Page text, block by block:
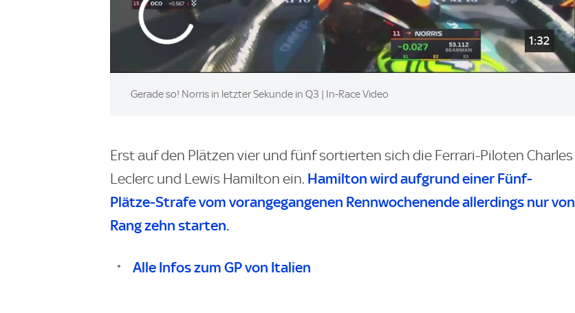
1:32
Gerade so! Norris in letzter Sekunde in Q3 | In-Race Video
Erst auf den Plätzen vier und fünf sortierten sich die Ferrari-Piloten Charles
Leclerc und Lewis Hamilton ein. Hamilton wird aufgrund einer Fünf-
Plätze-Strafe vom vorangegangenen Rennwochenende allerdings nur von
Rang zehn starten.
Alle Infos zum GP von Italien